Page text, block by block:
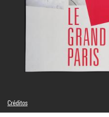
Créditos
© Adagp, Paris